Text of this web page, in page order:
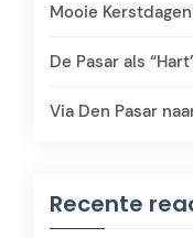
Mooie
De Pasar als
Via Den Pasar
Recente